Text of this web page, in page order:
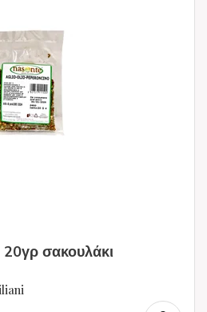
20γρ σακουλάκι